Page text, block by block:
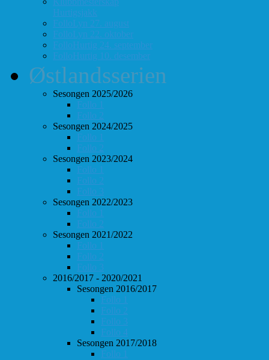
Hurtigsjakk
FolloLyn 27. august
FolloLyn 22. oktober
FolloHurtig 24. september
FolloHurtig 10. desember
Østlandsserien
Sesongen 2025/2026
Follo 1
Follo 2
Sesongen 2024/2025
Follo 1
Follo 2
Sesongen 2023/2024
Follo 1
Follo 2
Follo 3
Sesongen 2022/2023
Follo 1
Follo 2
Sesongen 2021/2022
Follo 1
Follo 2
Follo 3
2016/2017 - 2020/2021
Sesongen 2016/2017
Follo 1
Follo 2
Follo 3
Follo 4
Sesongen 2017/2018
Follo 1